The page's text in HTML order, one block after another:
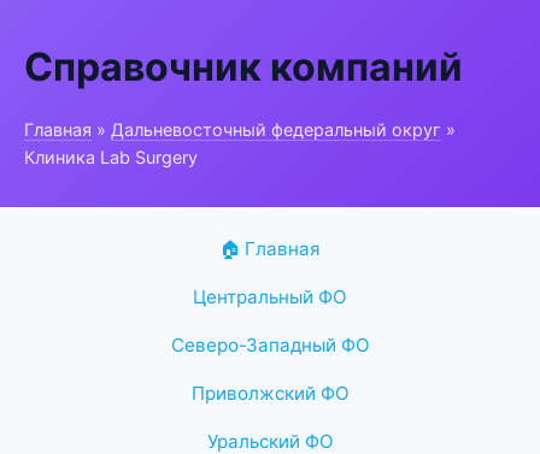
Справочник компаний
Главная » Дальневосточный федеральный округ »
Клиника Lab Surgery
🏠 Главная
Центральный ФО
Северо-Западный ФО
Приволжский ФО
Уральский ФО